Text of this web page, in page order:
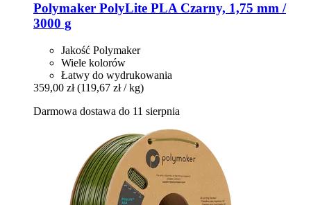
Polymaker PolyLite PLA Czarny, 1,75 mm /
3000 g
Jakość Polymaker
Wiele kolorów
Łatwy do wydrukowania
359,00 zł (119,67 zł / kg)
Darmowa dostawa do 11 sierpnia